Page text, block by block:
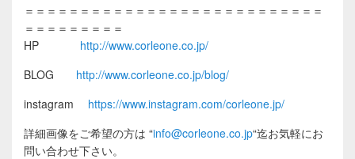
＝＝＝＝＝＝＝＝＝＝＝＝＝＝＝＝＝＝＝＝＝＝＝＝＝＝＝
＝＝＝＝＝＝＝＝＝
HP
http://www.corleone.co.jp/
BLOG http://www.corleone.co.jp/blog/
instagram https://www.instagram.com/corleone.jp/
詳細画像をご希望の方は “info@corleone.co.jp“迄お気軽にお
問い合わせ下さい。